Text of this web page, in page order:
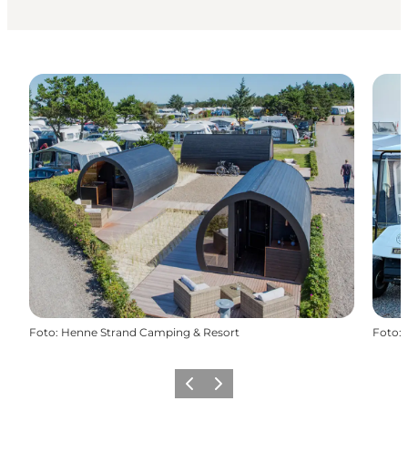
Foto: Henne Strand Camping & Resort Foto:
ForrigeNæste